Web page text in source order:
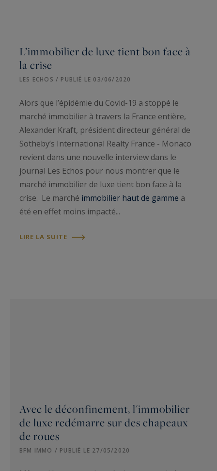
L’immobilier de luxe tient bon face à
la crise
LES ECHOS / PUBLIÉ LE 03/06/2020
Alors que l’épidémie du Covid-19 a stoppé le
marché immobilier à travers la France entière,
Alexander Kraft, président directeur général de
Sotheby’s International Realty France - Monaco
revient dans une nouvelle interview dans le
journal Les Echos pour nous montrer que le
marché immobilier de luxe tient bon face à la
crise. Le marché immobilier haut de gamme a
été en effet moins impacté...
LIRE LA SUITE
Avec le déconfinement, l'immobilier
de luxe redémarre sur des chapeaux
de roues
BFM IMMO / PUBLIÉ LE 27/05/2020